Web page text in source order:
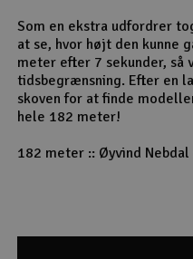
Som en ekstra udfordrer
at se, hvor højt den kunne
meter efter 7 sekunder, så
tidsbegrænsning. Efter en
skoven for at finde
hele 182 meter!
182 meter :: Øyvind Nebdal